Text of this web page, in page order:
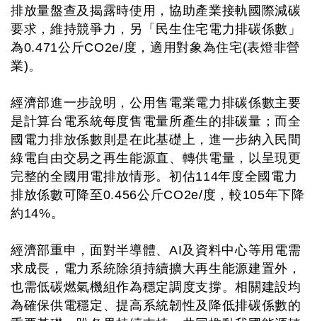
排放量盤查及揭露時使用，協助產業接軌國際減碳
要求，維持競爭力，另「民生住宅電力排碳係數」
為0.471公斤CO2e/度，適用對象為住宅(表燈非營
業)。
經濟部進一步說明，公用售電業電力排碳係數主要
是計算台電系統每度售電量所產生的排碳量；而全
國電力排放係數則是在此基礎上，進一步納入民間
綠電自由交易之再生能源直、轉供電量，以呈現更
完整的全國用電排放情形。初估114年度全國電力
排放係數可降至0.456公斤CO2e/度，較105年下降
約14%。
經濟部重申，面對半導體、AI及資料中心等用電需
求成長，電力系統除須持續擴大再生能源建置外，
也需低碳燃氣機組作為穩定調度支撐。相關建設均
為確保供電穩定、提高系統韌性及降低排碳係數的